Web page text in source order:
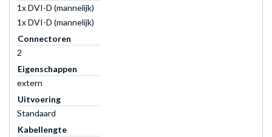
1x DVI-D (mannelijk)
1x DVI-D (mannelijk)
Connectoren
2
Eigenschappen
extern
Uitvoering
Standaard
Kabellengte